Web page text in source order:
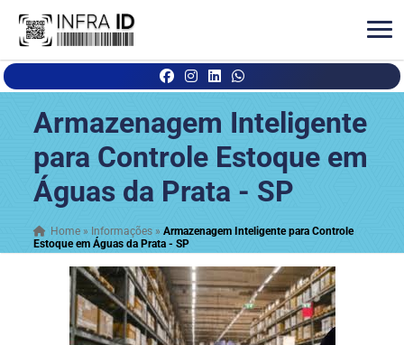
Armazenagem Inteligente
para Controle Estoque em
Águas da Prata - SP
Home » Informações »Armazenagem Inteligente para Controle
Estoque em Águas da Prata - SP